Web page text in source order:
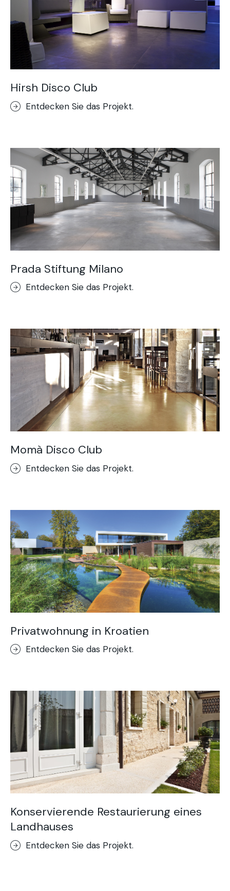
Hirsh Disco Club
Entdecken Sie das Projekt.
Prada Stiftung Milano
Entdecken Sie das Projekt.
Momà Disco Club
Entdecken Sie das Projekt.
Privatwohnung in Kroatien
Entdecken Sie das Projekt.
Konservierende Restaurierung eines
Landhauses
Entdecken Sie das Projekt.